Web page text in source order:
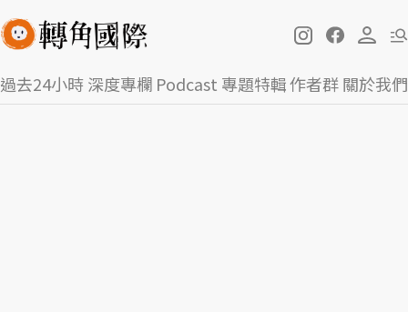
過去24小時深度專欄 Podcast 專題特輯作者群關於我們